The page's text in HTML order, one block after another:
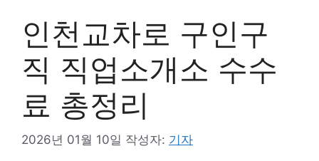
인천교차로 구인구
직 직업소개소 수수
료 총정리
2026년 01월 10일 작성자: 기자